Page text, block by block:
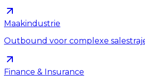
Maakindustrie
Outbound voor complexe
Finance & Insurance